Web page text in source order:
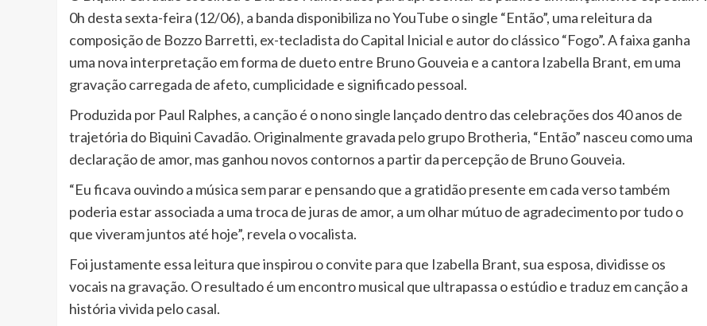
0h desta sexta-feira (12/06), a banda disponibiliza no YouTube o single “Então”, uma releitura da
composição de Bozzo Barretti, ex-tecladista do Capital Inicial e autor do clássico “Fogo”. A faixa ganha
uma nova interpretação em forma de dueto entre Bruno Gouveia e a cantora Izabella Brant, em uma
gravação carregada de afeto, cumplicidade e significado pessoal.
Produzida por Paul Ralphes, a canção é o nono single lançado dentro das celebrações dos 40 anos de
trajetória do Biquini Cavadão. Originalmente gravada pelo grupo Brotheria, “Então” nasceu como uma
declaração de amor, mas ganhou novos contornos a partir da percepção de Bruno Gouveia.
“Eu ficava ouvindo a música sem parar e pensando que a gratidão presente em cada verso também
poderia estar associada a uma troca de juras de amor, a um olhar mútuo de agradecimento por tudo o
que viveram juntos até hoje”, revela o vocalista.
Foi justamente essa leitura que inspirou o convite para que Izabella Brant, sua esposa, dividisse os
vocais na gravação. O resultado é um encontro musical que ultrapassa o estúdio e traduz em canção a
história vivida pelo casal.